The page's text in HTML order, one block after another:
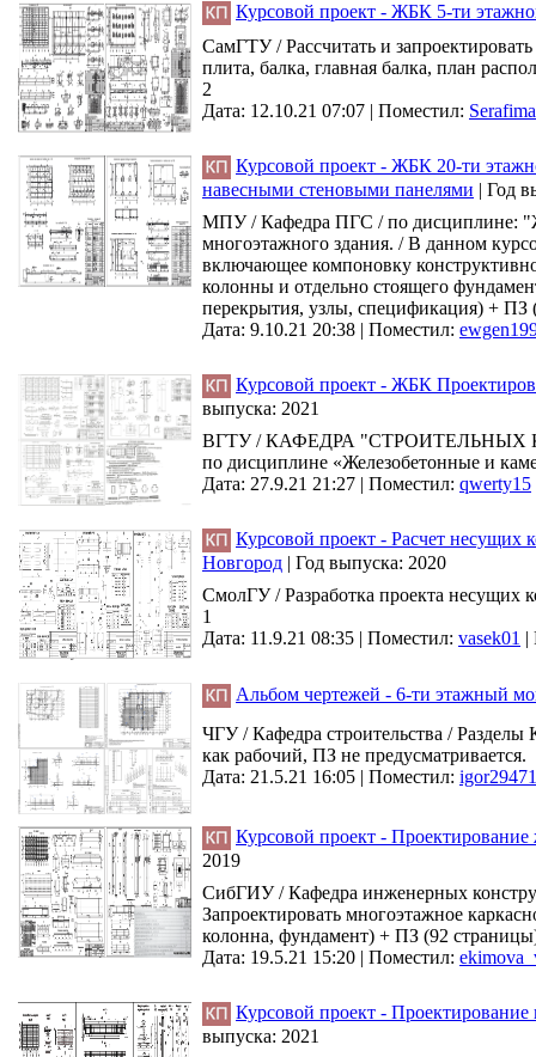
Курсовой проект - ЖБК 5-ти
СамГТУ / Рассчитать и
плита, балка, главная балка, план
2
Дата: 12.10.21 07:07 | Поместил: Serafima
Курсовой проект - ЖБК 20-ти
навесными стеновыми панелями | Год
МПУ / Кафедра ПГС / по дисциплине:
многоэтажного здания. / В данном
включающее компоновку
колонны и отдельно стоящего
перекрытия, узлы, спецификация) + ПЗ
Дата: 9.10.21 20:38 | Поместил:
Курсовой проект - ЖБК
выпуска: 2021
ВГТУ / КАФЕДРА
по дисциплине «Железобетонные и
Дата: 27.9.21 21:27 | Поместил: qwerty15
Курсовой проект - Расчет несущих
Новгород | Год выпуска: 2020
СмолГУ / Разработка проекта несущих
1
Дата: 11.9.21 08:35 | Поместил: vasek01 |
Альбом чертежей - 6-ти этажный
ЧГУ / Кафедра строительства /
как рабочий, ПЗ не предусматривается.
Дата: 21.5.21 16:05 | Поместил:
Курсовой проект - Проектирование
2019
СибГИУ / Кафедра инженерных
Запроектировать многоэтажное
колонна, фундамент) + ПЗ (92
Дата: 19.5.21 15:20 | Поместил:
Курсовой проект -
выпуска: 2021